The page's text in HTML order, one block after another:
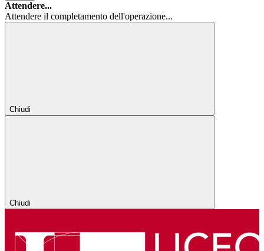
Attendere...
Attendere il completamento dell'operazione...
Chiudi
Chiudi